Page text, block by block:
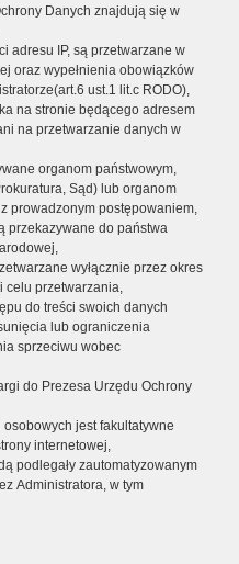
Danych znajdują się w
adresu IP, są przetwarzane w
oraz wypełnienia obowiązków
ust.1 lit.c RODO),
na stronie będącego adresem
na przetwarzanie danych w
organom państwowym,
Sąd) lub organom
prowadzonym postępowaniem,
przekazywane do państwa
wyłącznie przez okres
celu przetwarzania,
do treści swoich danych
lub ograniczenia
sprzeciwu wobec
do Prezesa Urzędu Ochrony
jest fakultatywne
internetowej,
podlegały zautomatyzowanym
Administratora, w tym